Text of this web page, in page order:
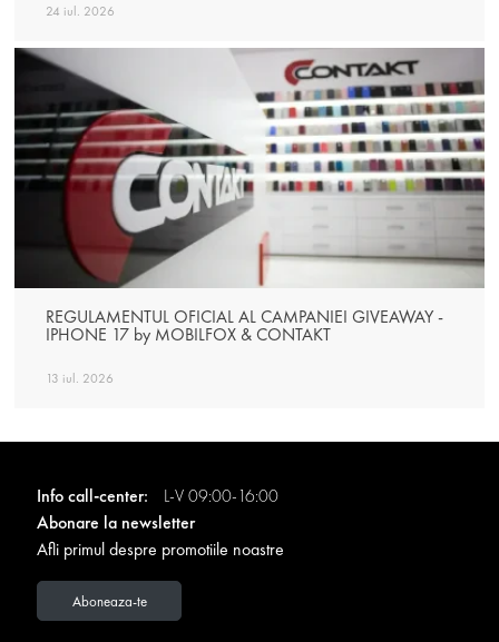
24 iul. 2026
REGULAMENTUL OFICIAL AL CAMPANIEI GIVEAWAY -
IPHONE 17 by MOBILFOX & CONTAKT
13 iul. 2026
Info call-center:
L-V 09:00-16:00
Abonare la newsletter
Afli primul despre promotiile noastre
Aboneaza-te